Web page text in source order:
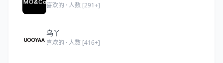
喜欢的 · 人数 [291+]
乌丫
喜欢的 · 人数 [416+]